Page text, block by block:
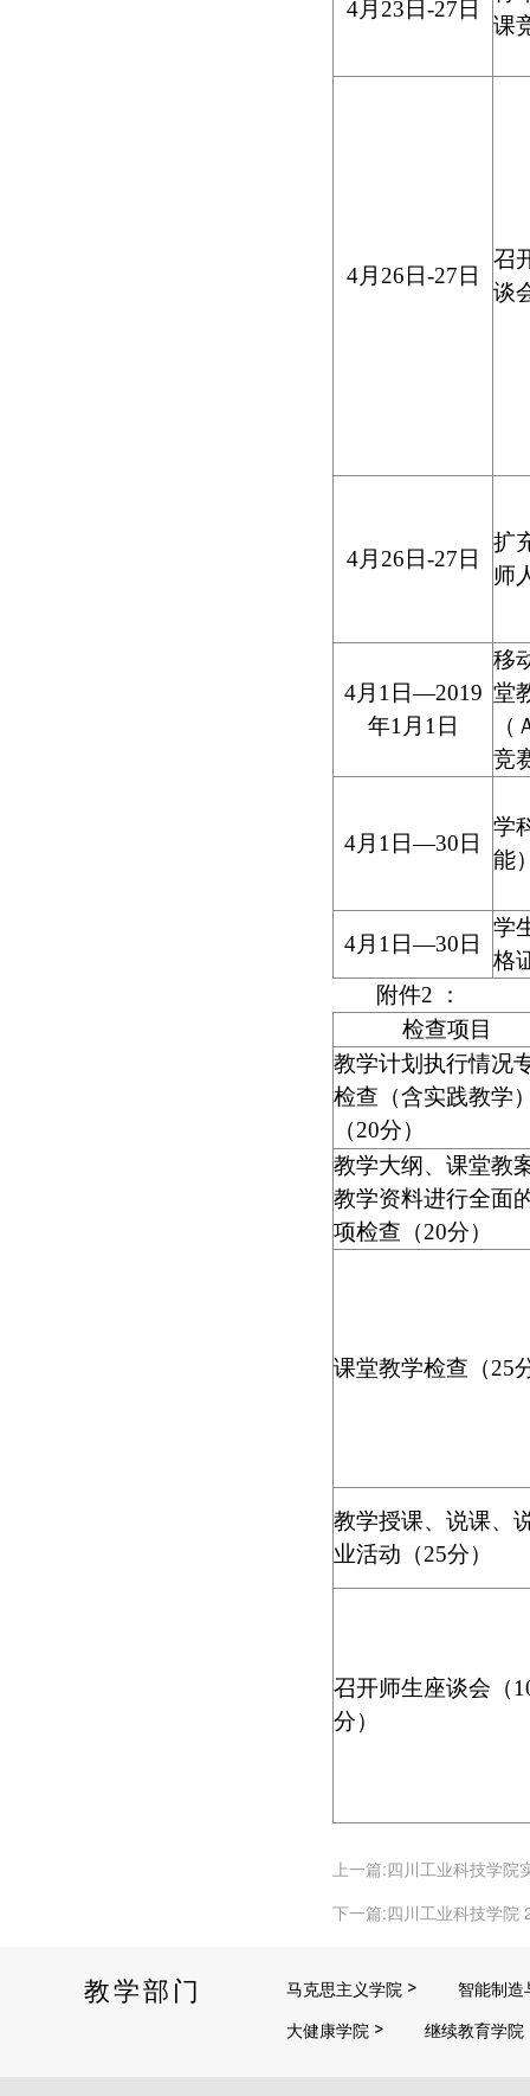
4月 23 日-27 日
课
4月 26 日-27 日
召
谈
4月 26 日-27 日
扩
师
4月 1 日—2019
年1 月 1 日
移
堂
竞
4月 1 日—30 日
学
能
4月 1 日—30 日
学
格
附件2
：
检查项目
教学计划执行情况
检查（含实践教学
（20分）
教学大纲、课堂教
教学资料进行全面
项检查（20分）
课堂教学检查（25
教学授课、说课、
业活动（25分）
召开师生座谈会（
分）
上一篇:四川工业科技学院
下一篇:四川工业科技学院
教学部门 马克思主义学院
智能制造
大健康学院
继续教育学院